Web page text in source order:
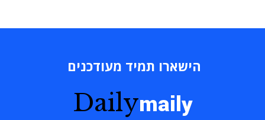
הישארו תמיד מעודכנים
Dailymaily